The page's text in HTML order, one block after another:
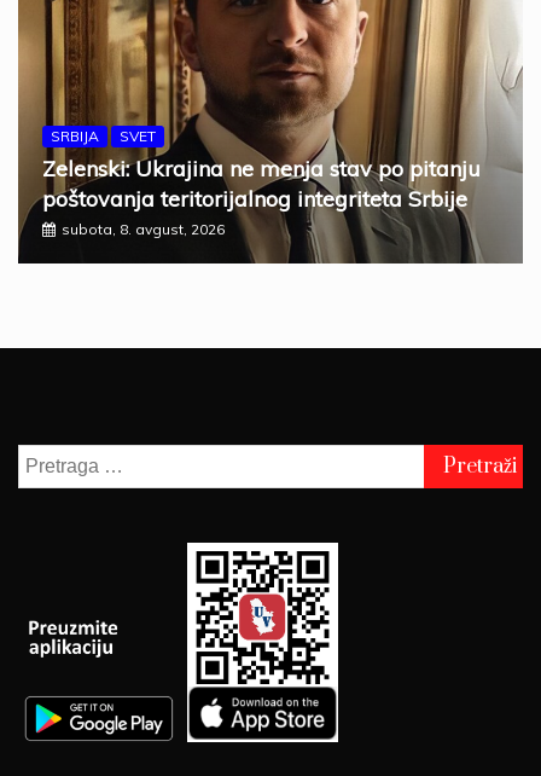
SRBIJA SVET
Zelenski: Ukrajina ne menja stav po pitanju
poštovanja teritorijalnog integriteta Srbije
subota, 8. avgust, 2026
Pretraga
za: